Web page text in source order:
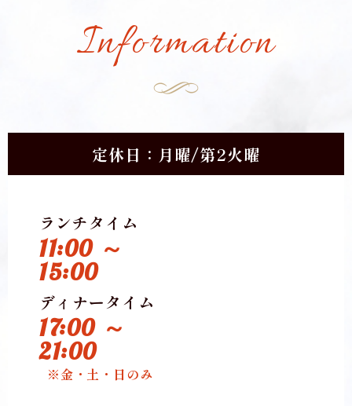
Information
定休日：月曜/第2火曜
ランチタイム
11:00 ～
15:00
ディナータイム
17:00 ～
21:00
※金・土・日のみ